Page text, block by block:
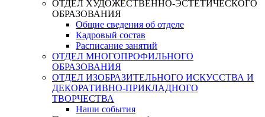
ОТДЕЛ ХУДОЖЕСТВЕННО-ЭСТЕТИЧЕСКОГО
ОБРАЗОВАНИЯ
Общие сведения об отделе
Кадровый состав
Расписание занятий
ОТДЕЛ МНОГОПРОФИЛЬНОГО
ОБРАЗОВАНИЯ
ОТДЕЛ ИЗОБРАЗИТЕЛЬНОГО ИСКУССТВА И
ДЕКОРАТИВНО-ПРИКЛАДНОГО
ТВОРЧЕСТВА
Наши события